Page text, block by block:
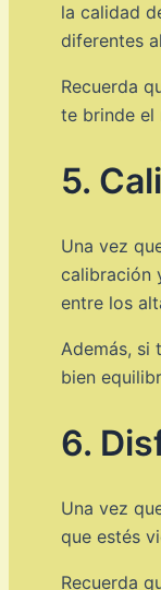
la calidad
diferentes
Recuerda
te brinde el
5.
Una vez
calibración
entre los
Además, si
bien
6.
Una vez
que estés
Recuerda